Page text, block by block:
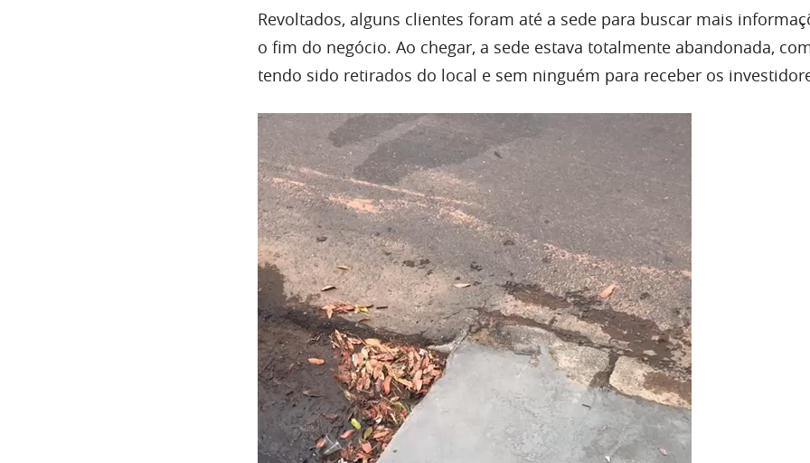
Revoltados, alguns clientes foram até a sede para buscar mais
o fim do negócio. Ao chegar, a sede estava totalmente abandonada,
tendo sido retirados do local e sem ninguém para receber os